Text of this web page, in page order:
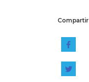
Compartir